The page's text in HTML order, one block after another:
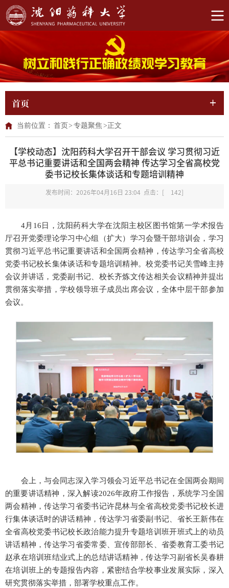
首页
当前位置： 首页 > 专题聚焦 >正文
【学校动态】沈阳药科大学召开干部会议 学习贯彻习近
平总书记重要讲话和全国两会精神 传达学习全省高校党
委书记校长集体谈话和专题培训精神
发布时间：2026年04月16日 23:04 点击：[ 142]
4月16日，沈阳药科大学在沈阳主校区图书馆第一学术报告
厅召开党委理论学习中心组（扩大）学习会暨干部培训会，学习
贯彻习近平总书记重要讲话和全国两会精神，传达学习全省高校
党委书记校长集体谈话和专题培训精神。校党委书记关雪峰主持
会议并讲话，党委副书记、校长齐炼文传达相关会议精神并提出
贯彻落实举措，学校领导班子成员出席会议，全体中层干部参加
会议。
会上，与会同志深入学习领会习近平总书记在全国两会期间
的重要讲话精神，深入解读2026年政府工作报告，系统学习全国
两会精神，传达学习省委书记许昆林与全省高校党委书记校长进
行集体谈话时的讲话精神，传达学习省委副书记、省长王新伟在
全省高校党委书记校长政治能力提升专题培训班开班式上的动员
讲话精神，传达学习省委常委、宣传部部长、省委教育工委书记
赵承在培训班结业式上的总结讲话精神，传达学习副省长吴春耕
在培训班上的专题报告内容，紧密结合学校事业发展实际，深入
研究贯彻落实举措，部署学校重点工作。